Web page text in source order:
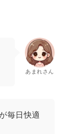
あまれさん
毎日快適